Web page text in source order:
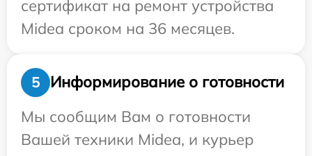
сертификат на ремонт устройства
Midea сроком на 36 месяцев.
5
Информирование о готовности
Мы сообщим Вам о готовности
Вашей техники Midea, и курьер